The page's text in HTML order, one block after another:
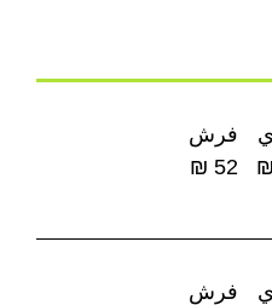
فرش
فرش
52 ₪